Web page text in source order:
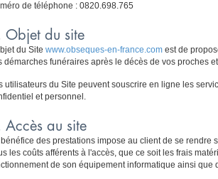
de téléphone : 0820.698.765
Objet du site
du Site www.obseques-en-france.com est de
démarches funéraires après le décès de vos proches
utilisateurs du Site peuvent souscrire en ligne les
et personnel.
Accès au site
bénéfice des prestations impose au client de se rendre
les coûts afférents à l'accès, que ce soit les frais
de son équipement informatique ainsi que